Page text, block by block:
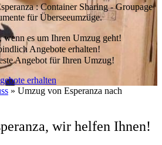
: Container Sharing - Groupage
für Überseeumzüge.
wenn es um Ihren Umzug geht!
Angebote erhalten!
Angebot für Ihren Umzug!
erhalten
» Umzug von Esperanza nach
wir helfen Ihnen!